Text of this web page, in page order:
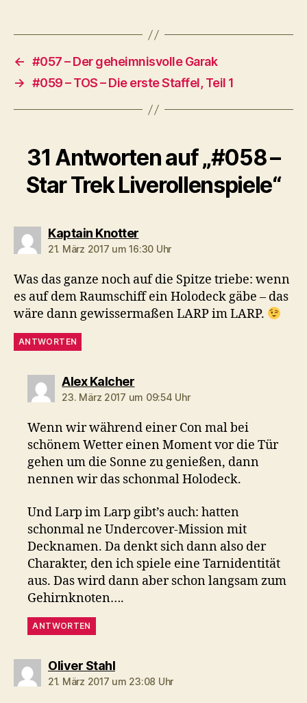
a
y
← #057 – Der geheimnisvolle Garak
→ #059 – TOS – Die erste Staffel, Teil 1
31 Antworten auf „#058 –
Star Trek Liverollenspiele“
Kaptain Knottersagt:
21. März 2017 um 16:30 Uhr
Was das ganze noch auf die Spitze triebe: wenn
es auf dem Raumschiff ein Holodeck gäbe – das
wäre dann gewissermaßen LARP im LARP.
ANTWORTEN
Alex Kalchersagt:
23. März 2017 um 09:54 Uhr
Wenn wir während einer Con mal bei
schönem Wetter einen Moment vor die Tür
gehen um die Sonne zu genießen, dann
nennen wir das schonmal Holodeck.
Und Larp im Larp gibt’s auch: hatten
schonmal ne Undercover-Mission mit
Decknamen. Da denkt sich dann also der
Charakter, den ich spiele eine Tarnidentität
aus. Das wird dann aber schon langsam zum
Gehirnknoten….
ANTWORTEN
Oliver Stahlsagt:
21. März 2017 um 23:08 Uhr